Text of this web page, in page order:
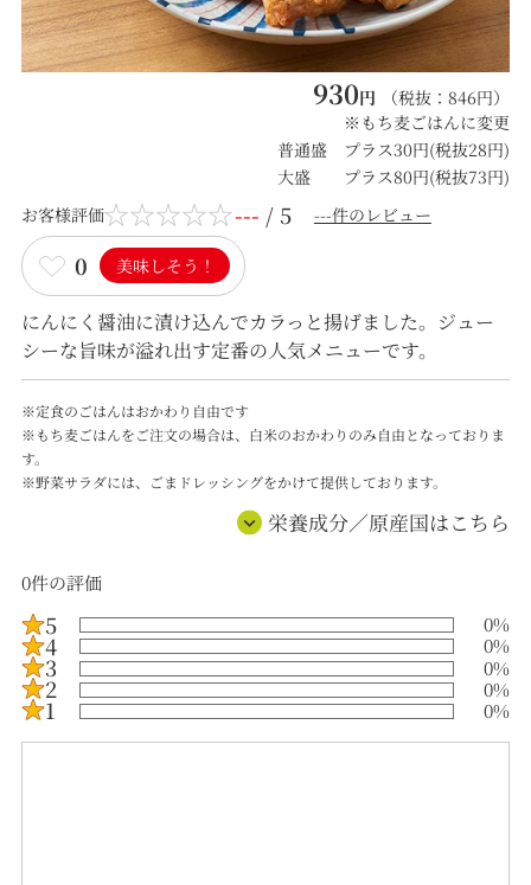
930円 （税抜：846円）
※もち麦ごはんに変更
普通盛 プラス30円(税抜28円)
大盛 プラス80円(税抜73円)
お客様評価
--- / 5 ---件のレビュー
0 美味しそう！
にんにく醤油に漬け込んでカラっと揚げました。ジュー
シーな旨味が溢れ出す定番の人気メニューです。
※定食のごはんはおかわり自由です
※もち麦ごはんをご注文の場合は、白米のおかわりのみ自由となっておりま
す。
※野菜サラダには、ごまドレッシングをかけて提供しております。
栄養成分／原産国はこちら
0件の評価
5 0%
4 0%
3 0%
2 0%
1 0%